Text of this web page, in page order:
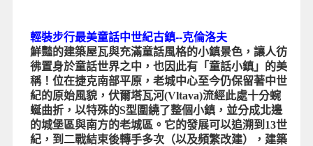
輕裝步行最美童話中世紀古鎮--克倫洛夫
鮮豔的建築屋瓦與充滿童話風格的小鎮景色，讓人彷
彿置身於童話世界之中，也因此有「童話小鎮」的美
稱！位在捷克南部平原，老城中心至今仍保留著中世
紀的原始風貌，伏爾塔瓦河(Vltava)流經此處十分蜿
蜒曲折，以特殊的S型圍繞了整個小鎮，並分成北邊
的城堡區與南方的老城區。它的發展可以追溯到13世
紀，到二戰結束後轉手多次（以及頻繁改建），建築